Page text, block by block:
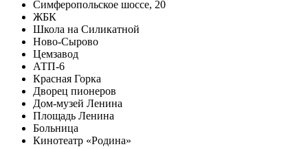
Симферопольское шоссе, 20
ЖБК
Школа на Силикатной
Ново-Сырово
Цемзавод
АТП-6
Красная Горка
Дворец пионеров
Дом-музей Ленина
Площадь Ленина
Больница
Кинотеатр «Родина»